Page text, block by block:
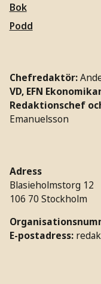
Bok
Podd
Chefredaktör:
VD, EFN
Redaktionschef
Emanuelsson
Adress
Blasieholmstorg 12
106 70 Stockholm
E-postadress: